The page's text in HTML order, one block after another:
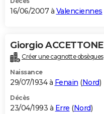
16/06/2007 à Valenciennes
Giorgio ACCETTONE
Créer une cagnotte obsèques
Naissance
29/07/1934 à Fenain (Nord)
Décès
23/04/1993 à Erre (Nord)